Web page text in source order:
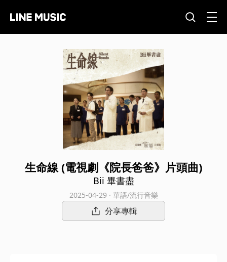
生命線 (電視劇《院長爸爸》片頭曲)
Bii 畢書盡
2025-04-29 · 華語/流行音樂
分享專輯